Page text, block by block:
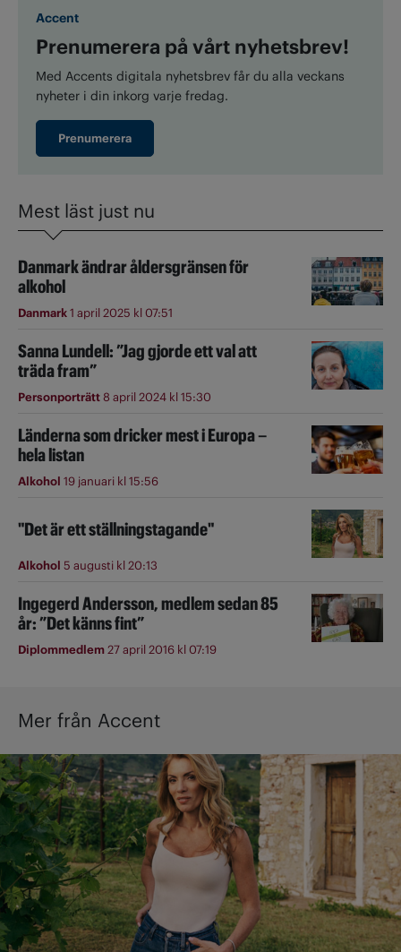
Accent
Prenumerera på vårt nyhetsbrev!
Med Accents digitala nyhetsbrev får du alla veckans
nyheter i din inkorg varje fredag.
Prenumerera
Mest läst just nu
Danmark ändrar åldersgränsen för
alkohol
Danmark1 april 2025 kl 07:51
Sanna Lundell: ”Jag gjorde ett val att
träda fram”
Personporträtt8 april 2024 kl 15:30
Länderna som dricker mest i Europa –
hela listan
Alkohol 19 januari kl 15:56
"Det är ett ställningstagande"
Alkohol 5 augusti kl 20:13
Ingegerd Andersson, medlem sedan 85
år: ”Det känns fint”
Diplommedlem27 april 2016 kl 07:19
Mer från Accent